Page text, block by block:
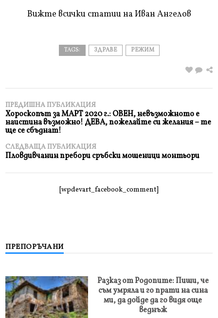
Вижте всички статии на Иван Ангелов
TAGS: ЗДРАВЕ РЕЖИМ
ПРЕДИШНА ПУБЛИКАЦИЯ
Хороскопът за МАРТ 2020 г.: ОВЕН, невъзможното е
наистина възможно! ДЕВА, пожелайте си желания – те
ще се сбъднат!
СЛЕДВАЩА ПУБЛИКАЦИЯ
Пловдивчанин пребори сръбски мошеници монтьори
[wpdevart_facebook_comment]
ПРЕПОРЪЧАНИ
Разказ от Родопите: Пиши, че
съм умряла и го прати на сина
ми, да дойде да го видя още
веднъж